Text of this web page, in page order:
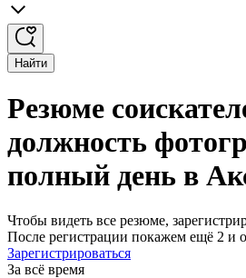
Найти
Резюме
должность
полный день в
Чтобы видеть все резюме,
После регистрации покажем ещё 2 и
Зарегистрироваться
За всё время